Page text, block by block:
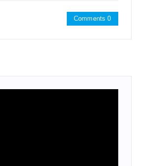
Comments 0